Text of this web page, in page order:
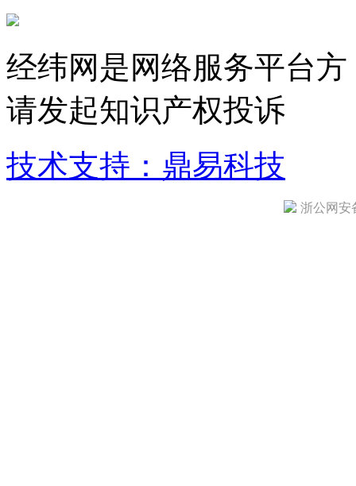
经纬网是网络服务平台
请发起知识产权投诉
技术支持：鼎易科技
浙公网安